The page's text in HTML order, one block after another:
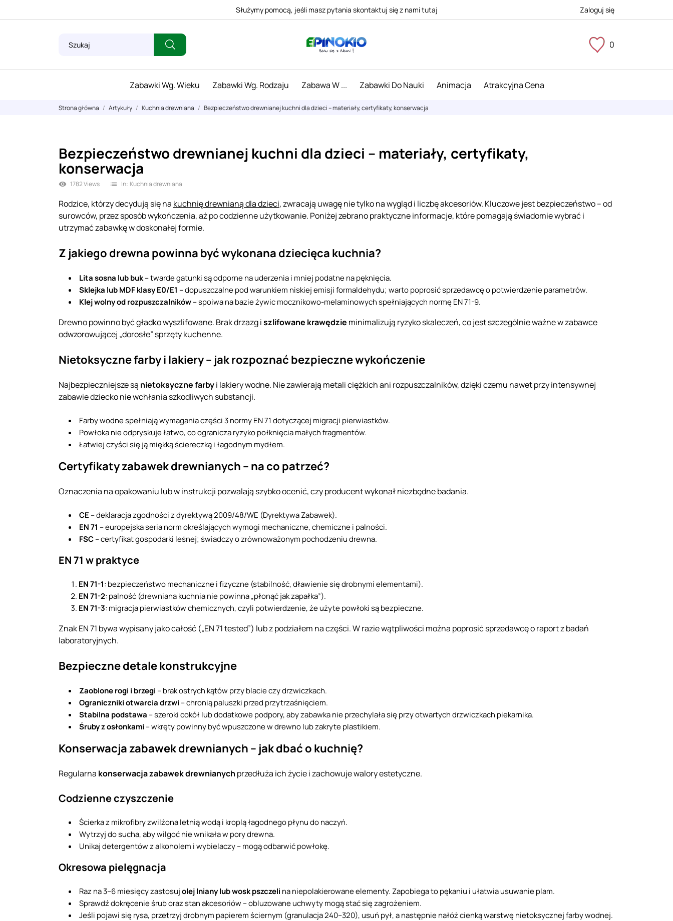
Służymy pomocą, jeśli masz pytania skontaktuj się z nami tutaj Zaloguj się
0
Zabawki Wg. Wieku Zabawki Wg. Rodzaju Zabawa W ... Zabawki Do Nauki Animacja Atrakcyjna Cena
Strona główna Artykuły Kuchnia drewniana Bezpieczeństwo drewnianej kuchni dla dzieci – materiały, certyfikaty, konserwacja
Bezpieczeństwo drewnianej kuchni dla dzieci – materiały, certyfikaty,
konserwacja
visibility 1782 Views list In: Kuchnia drewniana
Rodzice, którzy decydują się na kuchnię drewnianą dla dzieci, zwracają uwagę nie tylko na wygląd i liczbę akcesoriów. Kluczowe jest bezpieczeństwo – od
surowców, przez sposób wykończenia, aż po codzienne użytkowanie. Poniżej zebrano praktyczne informacje, które pomagają świadomie wybrać i
utrzymać zabawkę w doskonałej formie.
Z jakiego drewna powinna być wykonana dziecięca kuchnia?
Lita sosna lub buk– twarde gatunki są odporne na uderzenia i mniej podatne na pęknięcia.
Sklejka lub MDF klasy E0/E1 – dopuszczalne pod warunkiem niskiej emisji formaldehydu; warto poprosić sprzedawcę o potwierdzenie parametrów.
Klej wolny od rozpuszczalników– spoiwa na bazie żywic mocznikowo-melaminowych spełniających normę EN 71-9.
Drewno powinno być gładko wyszlifowane. Brak drzazg iszlifowane krawędzie minimalizują ryzyko skaleczeń, co jest szczególnie ważne w zabawce
odwzorowującej „dorosłe” sprzęty kuchenne.
Nietoksyczne farby i lakiery – jak rozpoznać bezpieczne wykończenie
Najbezpieczniejsze są nietoksyczne farbyi lakiery wodne. Nie zawierają metali ciężkich ani rozpuszczalników, dzięki czemu nawet przy intensywnej
zabawie dziecko nie wchłania szkodliwych substancji.
Farby wodne spełniają wymagania części 3 normy EN 71 dotyczącej migracji pierwiastków.
Powłoka nie odpryskuje łatwo, co ogranicza ryzyko połknięcia małych fragmentów.
Łatwiej czyści się ją miękką ściereczką i łagodnym mydłem.
Certyfikaty zabawek drewnianych – na co patrzeć?
Oznaczenia na opakowaniu lub w instrukcji pozwalają szybko ocenić, czy producent wykonał niezbędne badania.
CE – deklaracja zgodności z dyrektywą 2009/48/WE (Dyrektywa Zabawek).
EN 71 – europejska seria norm określających wymogi mechaniczne, chemiczne i palności.
FSC– certyfikat gospodarki leśnej; świadczy o zrównoważonym pochodzeniu drewna.
EN 71 w praktyce
EN 71-1: bezpieczeństwo mechaniczne i fizyczne (stabilność, dławienie się drobnymi elementami).
EN 71-2: palność (drewniana kuchnia nie powinna „płonąć jak zapałka”).
EN 71-3: migracja pierwiastków chemicznych, czyli potwierdzenie, że użyte powłoki są bezpieczne.
Znak EN 71 bywa wypisany jako całość („EN 71 tested”) lub z podziałem na części. W razie wątpliwości można poprosić sprzedawcę o raport z badań
laboratoryjnych.
Bezpieczne detale konstrukcyjne
Zaoblone rogi i brzegi – brak ostrych kątów przy blacie czy drzwiczkach.
Ograniczniki otwarcia drzwi – chronią paluszki przed przytrzaśnięciem.
Stabilna podstawa – szeroki cokół lub dodatkowe podpory, aby zabawka nie przechylała się przy otwartych drzwiczkach piekarnika.
Śruby z osłonkami – wkręty powinny być wpuszczone w drewno lub zakryte plastikiem.
Konserwacja zabawek drewnianych – jak dbać o kuchnię?
Regularna konserwacja zabawek drewnianych przedłuża ich życie i zachowuje walory estetyczne.
Codzienne czyszczenie
Ścierka z mikrofibry zwilżona letnią wodą i kroplą łagodnego płynu do naczyń.
Wytrzyj do sucha, aby wilgoć nie wnikała w pory drewna.
Unikaj detergentów z alkoholem i wybielaczy – mogą odbarwić powłokę.
Okresowa pielęgnacja
Raz na 3–6 miesięcy zastosujolej lniany lub wosk pszczeli na niepolakierowane elementy. Zapobiega to pękaniu i ułatwia usuwanie plam.
Sprawdź dokręcenie śrub oraz stan akcesoriów – obluzowane uchwyty mogą stać się zagrożeniem.
Jeśli pojawi się rysa, przetrzyj drobnym papierem ściernym (granulacja 240–320), usuń pył, a następnie nałóż cienką warstwę nietoksycznej farby wodnej.